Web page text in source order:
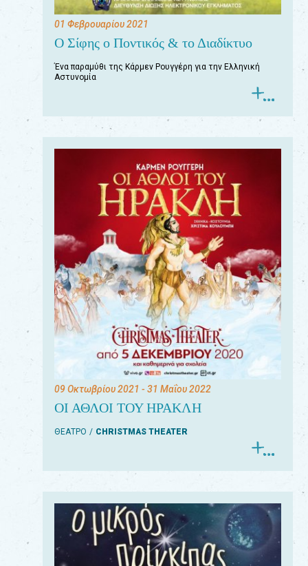
01 Φεβρουαρίου 2021
Ο Σίφης ο Ποντικός & το Διαδίκτυο
Ένα παραμύθι της Κάρμεν Ρουγγέρη για την Ελληνική
Αστυνομία
09 Οκτωβρίου 2021 - 31 Μαΐου 2022
ΟΙ ΑΘΛΟΙ ΤΟΥ ΗΡΑΚΛΗ
ΘΕΑΤΡΟ CHRISTMAS THEATER